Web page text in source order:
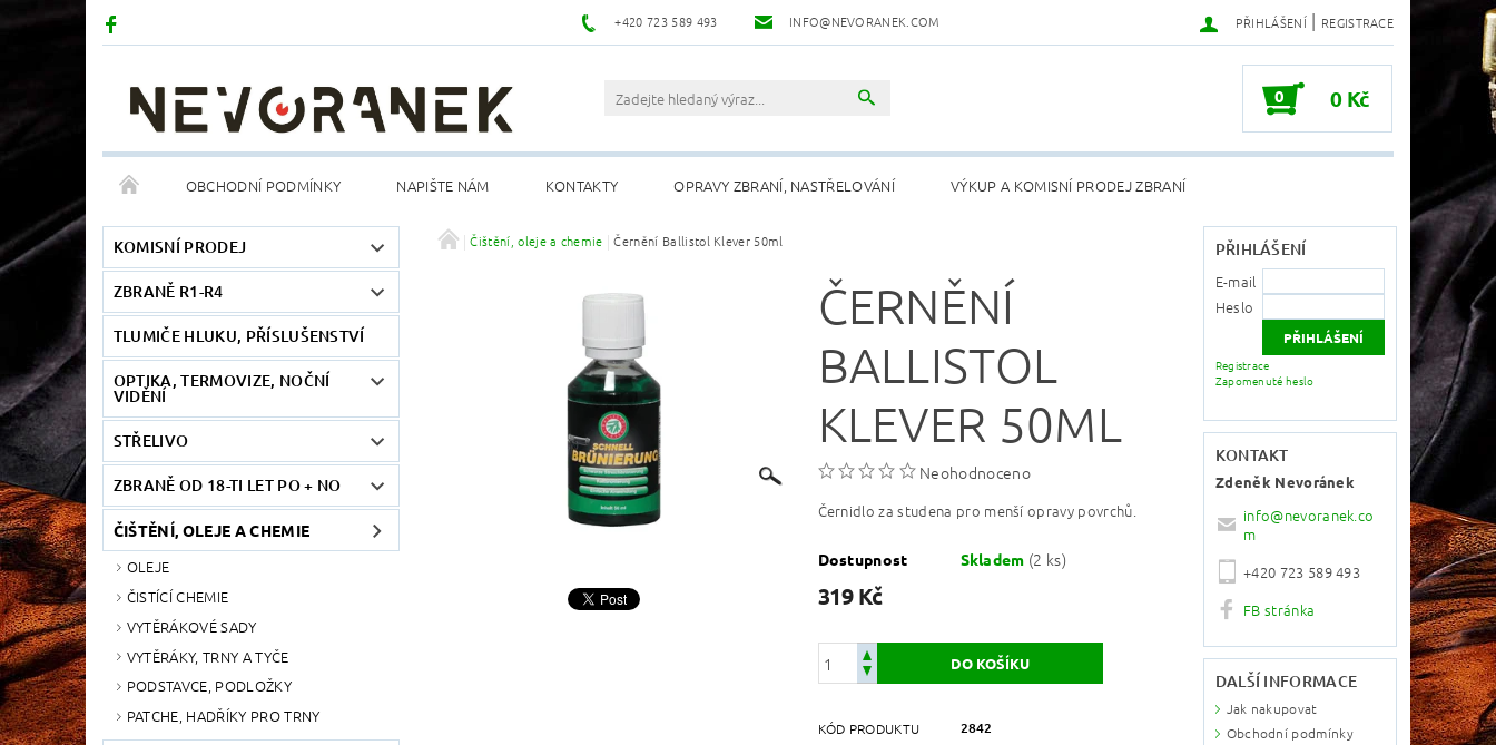
+420 723 589 493 INFO@NEVORANEK.COM PŘIHLÁŠENÍ | REGISTRACE
0 0 Kč
OBCHODNÍ PODMÍNKY NAPIŠTE NÁM KONTAKTY OPRAVY ZBRANÍ, NASTŘELOVÁNÍ VÝKUP A KOMISNÍ PRODEJ ZBRANÍ
KOMISNÍ PRODEJ
ZBRANĚ R1-R4
TLUMIČE HLUKU, PŘÍSLUŠENSTVÍ
OPTIKA, TERMOVIZE, NOČNÍ
VIDĚNÍ
STŘELIVO
ZBRANĚ OD 18-TI LET PO + NO
ČIŠTĚNÍ, OLEJE A CHEMIE
OLEJE
ČISTÍCÍ CHEMIE
VYTĚRÁKOVÉ SADY
VYTĚRÁKY, TRNY A TYČE
PODSTAVCE, PODLOŽKY
PATCHE, HADŘÍKY PRO TRNY
Čištění, oleje a chemie Černění Ballistol Klever 50ml
ČERNĚNÍ
BALLISTOL
KLEVER 50ML
Neohodnoceno
Černidlo za studena pro menší opravy povrchů.
Dostupnost Skladem (2 ks)
319 Kč
KÓD PRODUKTU 2842
PŘIHLÁŠENÍ
E-mail
Heslo
Registrace
Zapomenuté heslo
KONTAKT
Zdeněk Nevoránek
info@nevoranek.co
m
+420 723 589 493
FB stránka
DALŠÍ INFORMACE
Jak nakupovat
Obchodní podmínky